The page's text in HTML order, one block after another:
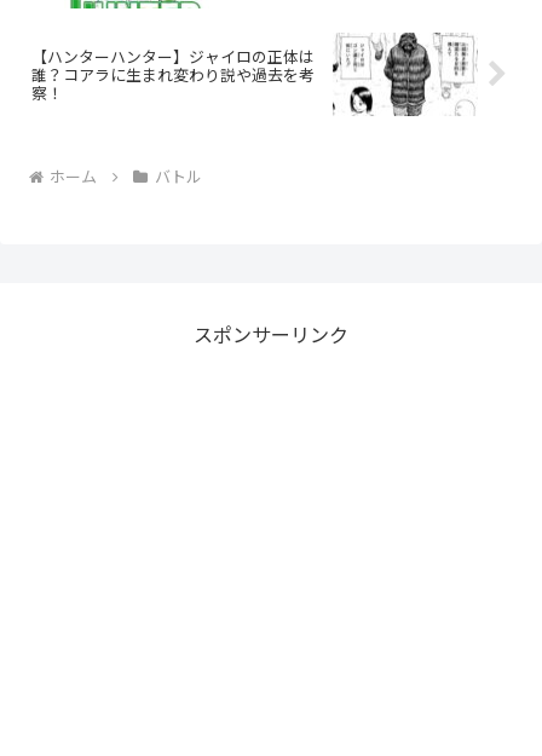
【ハンターハンター】ジャイロの正体は
誰？コアラに生まれ変わり説や過去を考
察！
ホーム バトル
スポンサーリンク